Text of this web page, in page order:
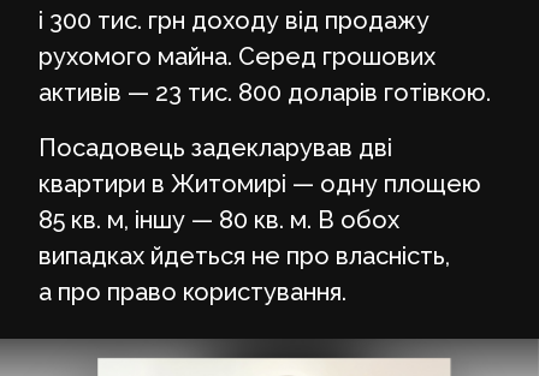
і 300 тис. грн доходу від продажу
рухомого майна. Серед грошових
активів — 23 тис. 800 доларів готівкою.
Посадовець задекларував дві
квартири в Житомирі — одну площею
85 кв. м, іншу — 80 кв. м. В обох
випадках йдеться не про власність,
а про право користування.